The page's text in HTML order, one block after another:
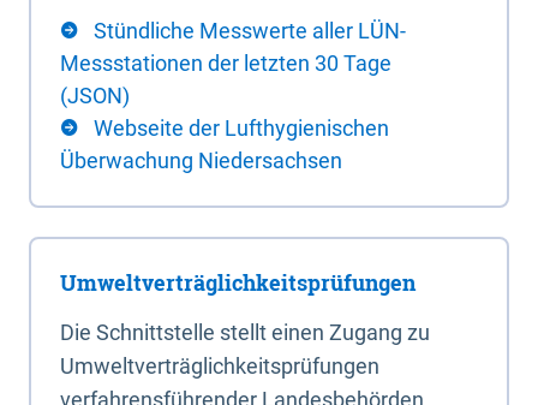
Stündliche Messwerte aller LÜN-
Messstationen der letzten 30 Tage
(JSON)
Webseite der Lufthygienischen
Überwachung Niedersachsen
Umweltverträglichkeitsprüfungen
Die Schnittstelle stellt einen Zugang zu
Umweltverträglichkeitsprüfungen
verfahrensführender Landesbehörden